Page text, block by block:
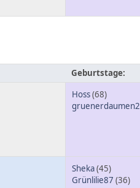
Geburtstage:
Hoss(68)
gruenerdaumen2
Sheka(45)
Grünlilie87 (36)